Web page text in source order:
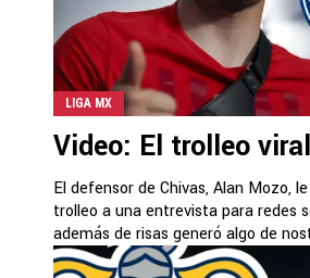
LIGA MX
Video: El trolleo
El defensor de Chivas, Alan Mozo,
trolleo a una entrevista para redes
además de risas generó algo de